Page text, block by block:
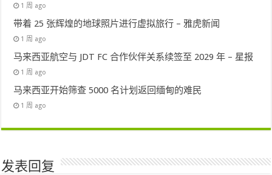
1 周 ago
带着 25 张辉煌的地球照片进行虚拟旅行 – 雅虎新闻
1 周 ago
马来西亚航空与 JDT FC 合作伙伴关系续签至 2029 年 – 星报
1 周 ago
马来西亚开始筛查 5000 名计划返回缅甸的难民
1 周 ago
发表回复